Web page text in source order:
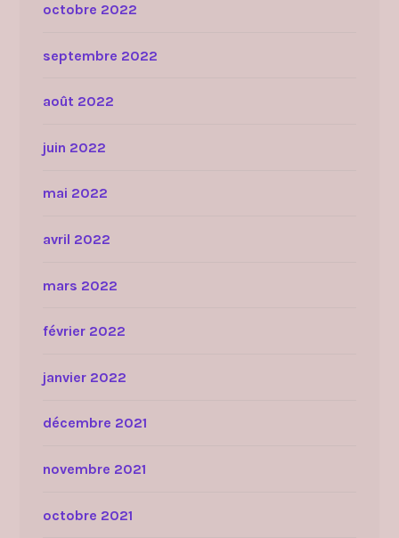
octobre 2022
septembre 2022
août 2022
juin 2022
mai 2022
avril 2022
mars 2022
février 2022
janvier 2022
décembre 2021
novembre 2021
octobre 2021